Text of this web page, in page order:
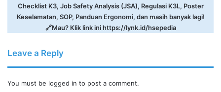
Checklist K3, Job Safety Analysis (JSA), Regulasi K3L, Poster
Keselamatan, SOP, Panduan Ergonomi, dan masih banyak lagi!
🔗Mau? Klik link inihttps://lynk.id/hsepedia
Leave a Reply
You must be logged in to post a comment.